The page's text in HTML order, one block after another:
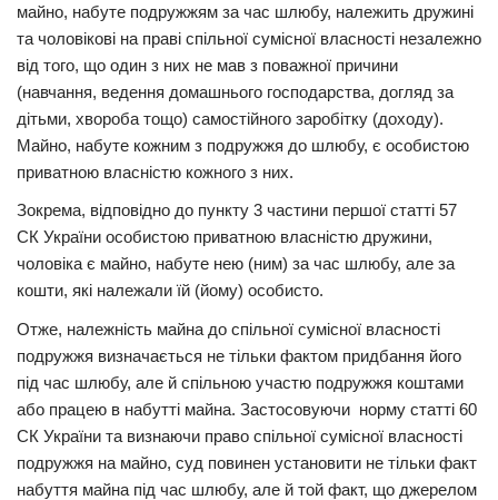
майно, набуте подружжям за час шлюбу, належить дружині
та чоловікові на праві спільної сумісної власності незалежно
від того, що один з них не мав з поважної причини
(навчання, ведення домашнього господарства, догляд за
дітьми, хвороба тощо) самостійного заробітку (доходу).
Майно, набуте кожним з подружжя до шлюбу, є особистою
приватною власністю кожного з них.
Зокрема, відповідно до пункту 3 частини першої статті 57
СК України особистою приватною власністю дружини,
чоловіка є майно, набуте нею (ним) за час шлюбу, але за
кошти, які належали їй (йому) особисто.
Отже, належність майна до спільної сумісної власності
подружжя визначається не тільки фактом придбання його
під час шлюбу, але й спільною участю подружжя коштами
або працею в набутті майна. Застосовуючи норму статті 60
СК України та визнаючи право спільної сумісної власності
подружжя на майно, суд повинен установити не тільки факт
набуття майна під час шлюбу, але й той факт, що джерелом